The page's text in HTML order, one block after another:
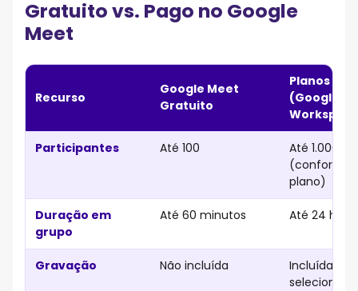
Gratuito vs. Pago no Google
Meet
Recurso
Google Meet
Gratuito
Planos
(Google
Participantes Até 100
Até 1.000
(conforme
plano)
Duração em
grupo
Até 60 minutos Até 24
Gravação Não incluída
Incluída